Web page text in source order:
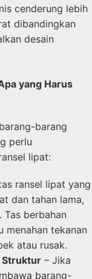
cenderung lebih
dibandingkan
desain
yang Harus
barang
perlu
lipat:
ransel lipat yang
dan tahan lama,
berbahan
menahan tekanan
atau rusak.
Struktur – Jika
barang-